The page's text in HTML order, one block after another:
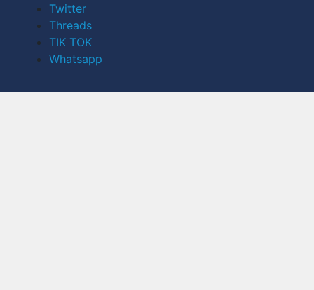
Twitter
Threads
TIK TOK
Whatsapp